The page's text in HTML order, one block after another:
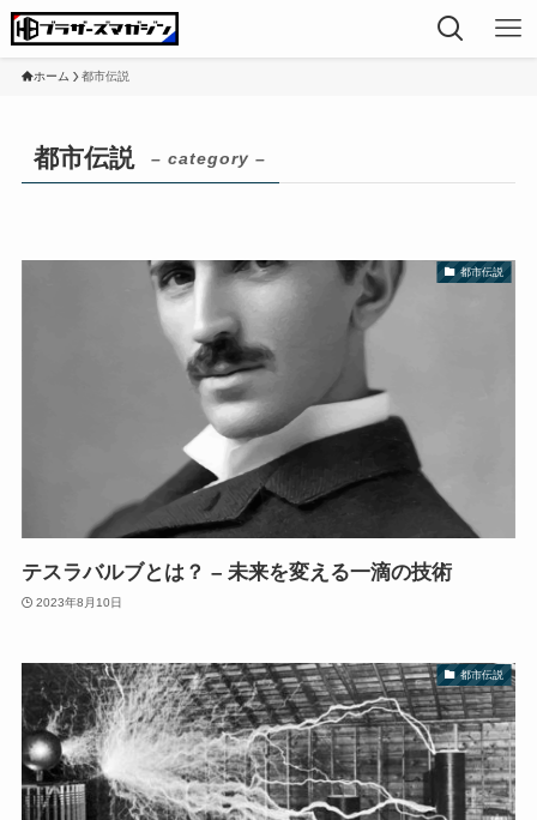
ホーム 都市伝説
都市伝説 – category –
都市伝説
テスラバルブとは？ – 未来を変える一滴の技術
2023年8月10日
都市伝説